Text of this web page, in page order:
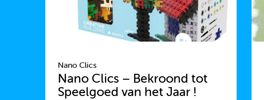
Nano Clics
Nano Clics – Bekroond tot
Speelgoed van het Jaar !